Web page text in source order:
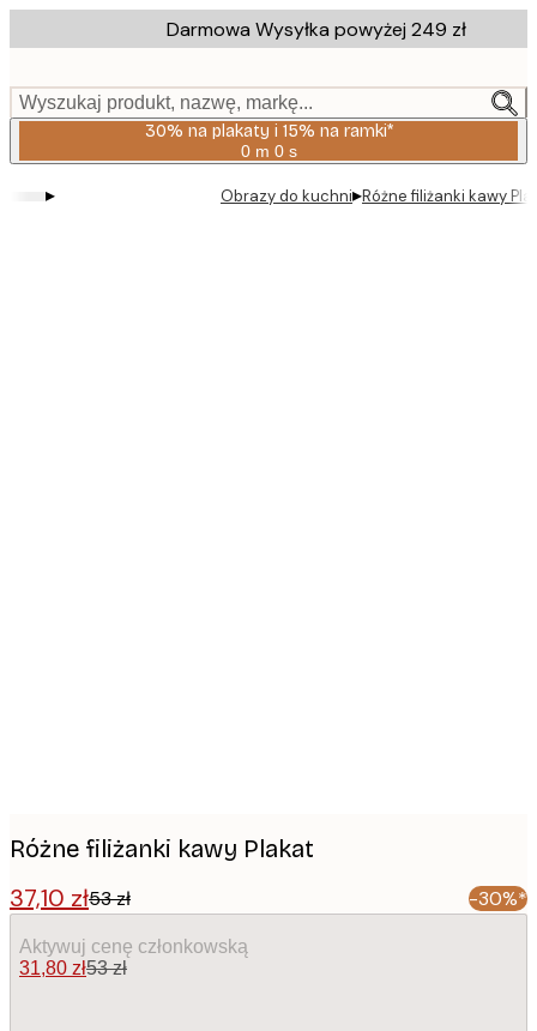
to
content.
Darmowa Wysyłka powyżej 249 zł
Wyszukaj produkt, nazwę, markę...
30% na plakaty i 15% na ramki*
0 m 0 s
Ważny
2026-
▸ Obrazy do kuchni▸Różne filiżanki kawy
Różne filiżanki kawy Plakat
37,10 zł53 zł -30%*
Aktywuj cenę członkowską
31,80 zł53 zł